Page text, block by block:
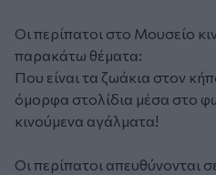
Οι περίπατοι στο Μουσείο
παρακάτω θέματα:
Που είναι τα ζωάκια στον
όμορφα στολίδια μέσα στο
κινούμενα αγάλματα!
Οι περίπατοι απευθύνονται